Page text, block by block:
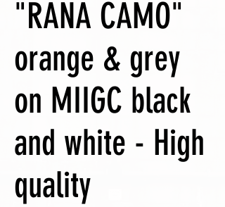
"RANA CAMO"
orange & grey
on MIIGC black
and white - High
quality